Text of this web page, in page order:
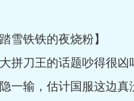
铁铁的夜烧粉】
刀王的话题吵得很凶
输，估计国服这边真